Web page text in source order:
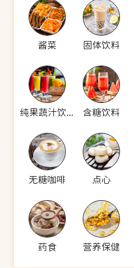
酱菜 固体饮料
纯果蔬汁饮料 含糖饮料
无糖咖啡 点心
药食 营养保健